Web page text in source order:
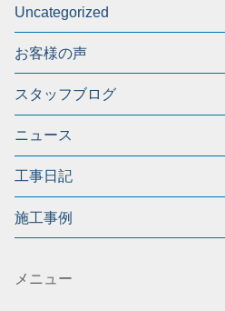
Uncategorized
お客様の声
スタッフブログ
ニュース
工事日記
施工事例
メニュー